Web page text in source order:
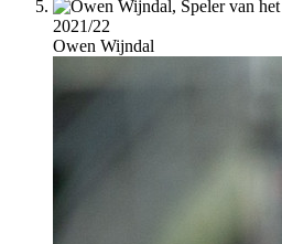
2021/22
Owen Wijndal